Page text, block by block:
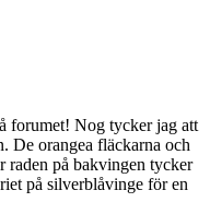
forumet! Nog tycker jag att
De orangea fläckarna och
raden på bakvingen tycker
på silverblåvinge för en